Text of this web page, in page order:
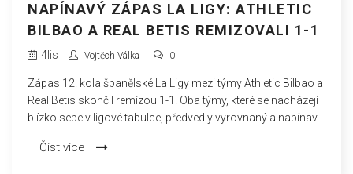
NAPÍNAVÝ ZÁPAS LA LIGY: ATHLETIC
BILBAO A REAL BETIS REMIZOVALI 1-1
4 lis Vojtěch Válka 0
Zápas 12. kola španělské La Ligy mezi týmy Athletic Bilbao a
Real Betis skončil remízou 1-1. Oba týmy, které se nacházejí
blízko sebe v ligové tabulce, předvedly vyrovnaný a napínavý
zápasu nerozhodný, což zdůrazňuje konkurenční povahu
Číst více